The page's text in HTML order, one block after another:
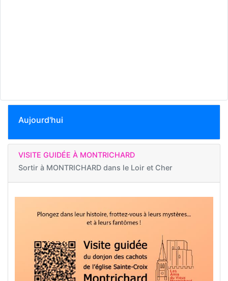
Aujourd'hui
VISITE GUIDÉE À MONTRICHARD
Sortir à MONTRICHARD dans le Loir et Cher